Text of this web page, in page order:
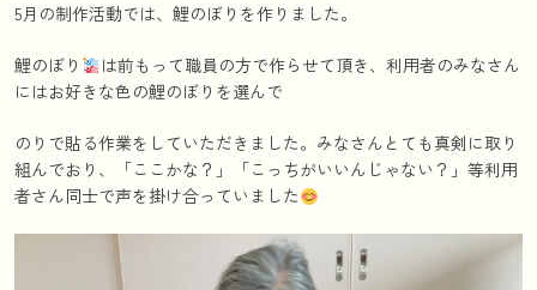
5月の制作活動では、鯉のぼりを作りました。
鯉のぼり
は前もって職員の方で作らせて頂き、利用者のみなさん
にはお好きな色の鯉のぼりを選んで
のりで貼る作業をしていただきました。みなさんとても真剣に取り
組んでおり、「ここかな？」「こっちがいいんじゃない？」等利用
者さん同士で声を掛け合っていました